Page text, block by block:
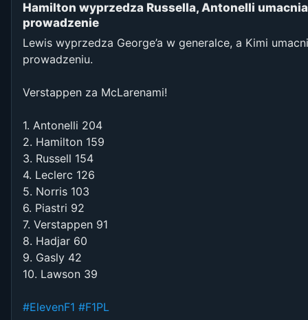
Hamilton wyprzedza Russella, Antonelli umacnia
prowadzenie
Lewis wyprzedza George’a w generalce, a Kimi
prowadzeniu.
Verstappen za McLarenami!
1. Antonelli 204
2. Hamilton 159
3. Russell 154
4. Leclerc 126
5. Norris 103
6. Piastri 92
7. Verstappen 91
8. Hadjar 60
9. Gasly 42
10. Lawson 39
#ElevenF1 #F1PL